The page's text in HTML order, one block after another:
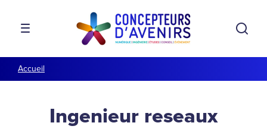
Aller au contenu
Aller à la navigation
MENU
Accueil
Ingenieur reseaux